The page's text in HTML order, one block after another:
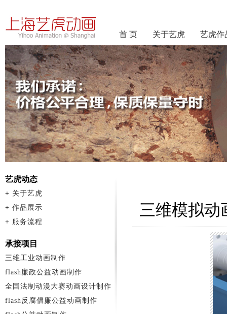
首 页 关于艺虎 艺虎作
三维模拟动
艺虎动态
+ 关于艺虎
+ 作品展示
+ 服务流程
承接项目
三维工业动画制作
flash廉政公益动画制作
全国法制动漫大赛动画设计制作
flash反腐倡廉公益动画制作